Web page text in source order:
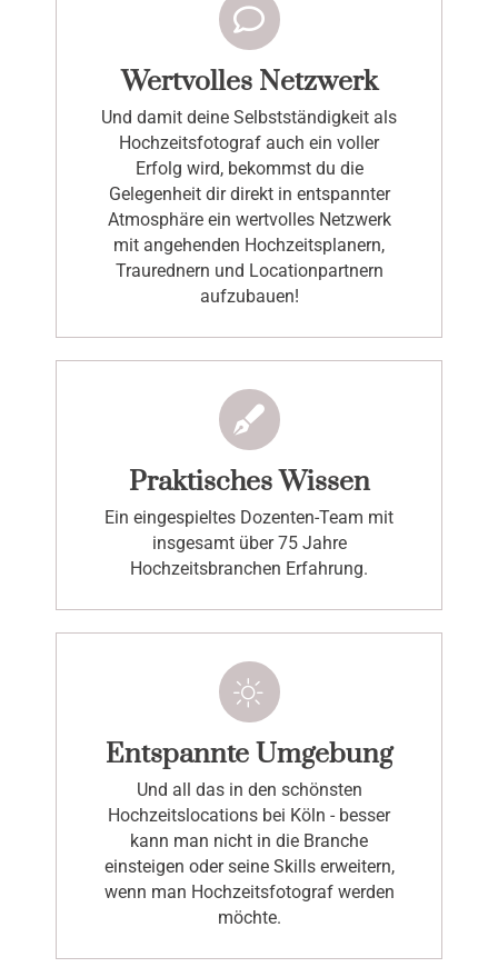
Wertvolles Netzwerk
Und damit deine Selbstständigkeit als
Hochzeitsfotograf auch ein voller
Erfolg wird, bekommst du die
Gelegenheit dir direkt in entspannter
Atmosphäre ein wertvolles Netzwerk
mit angehenden Hochzeitsplanern,
Traurednern und Locationpartnern
aufzubauen!
Praktisches Wissen
Ein eingespieltes Dozenten-Team mit
insgesamt über 75 Jahre
Hochzeitsbranchen Erfahrung.
Entspannte Umgebung
Und all das in den schönsten
Hochzeitslocations bei Köln - besser
kann man nicht in die Branche
einsteigen oder seine Skills erweitern,
wenn man Hochzeitsfotograf werden
möchte.